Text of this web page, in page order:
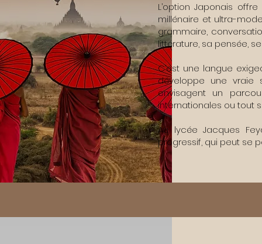
L’option Japonais
millénaire et ultra-
grammaire,
littérature, sa pensée,
C’est une langue
développe une vraie
envisagent un
internationales ou tout
Au lycée Jacques
progressif, qui peut se